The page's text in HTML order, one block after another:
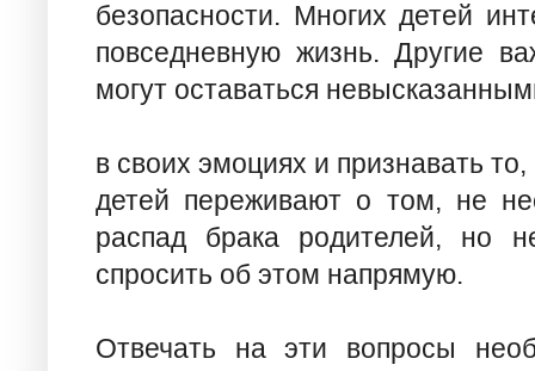
безопасности. Многих детей
повседневную жизнь. Другие
могут оставаться
в своих эмоциях и признавать
детей переживают о том, не
распад брака родителей, но
спросить об этом напрямую.
Отвечать на эти вопросы